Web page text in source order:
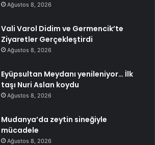
Ağustos 8, 2026
Vali Varol Didim ve Germencik’te
Ziyaretler Gerçekleştirdi
Ağustos 8, 2026
Eyüpsultan Meydanı yenileniyor… İlk
taşı Nuri Aslan koydu
Ağustos 8, 2026
Mudanya’da zeytin sineğiyle
mücadele
Ağustos 8, 2026